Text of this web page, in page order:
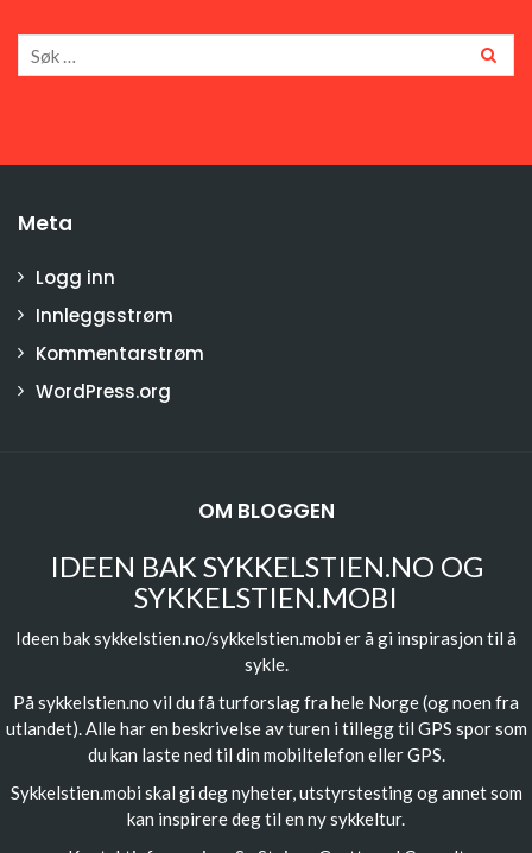
Meta
Logg inn
Innleggsstrøm
Kommentarstrøm
WordPress.org
OM BLOGGEN
IDEEN BAK SYKKELSTIEN.NO OG
SYKKELSTIEN.MOBI
Ideen bak sykkelstien.no/sykkelstien.mobi er å gi inspirasjon til å
sykle.
På sykkelstien.no vil du få turforslag fra hele Norge (og noen fra
utlandet). Alle har en beskrivelse av turen i tillegg til GPS spor som
du kan laste ned til din mobiltelefon eller GPS.
Sykkelstien.mobi skal gi deg nyheter, utstyrstesting og annet som
kan inspirere deg til en ny sykkeltur.